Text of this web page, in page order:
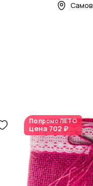
По промоЛЕТО
цена702 ₽